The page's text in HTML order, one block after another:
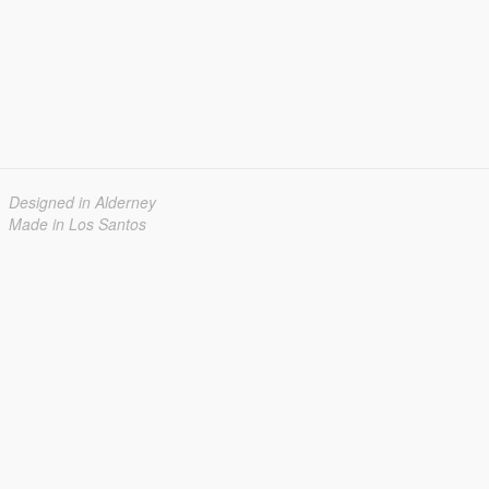
Designed in Alderney
Made in Los Santos